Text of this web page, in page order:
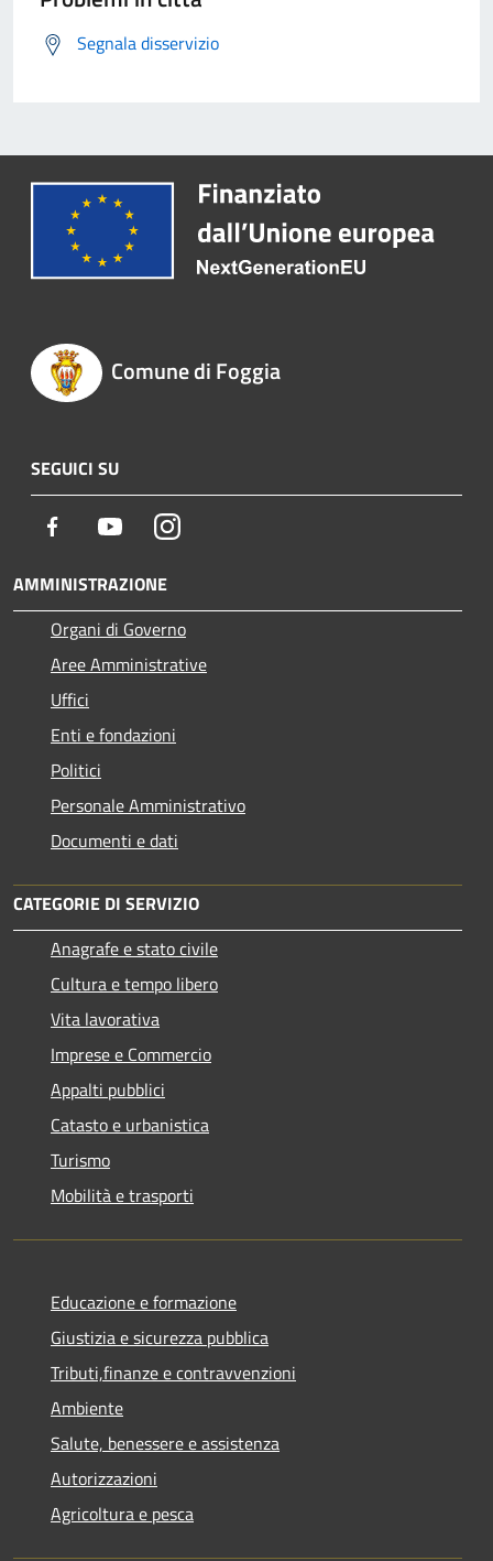
Segnala disservizio
Comune di Foggia
SEGUICI SU
Facebook YoutubeInstagram
AMMINISTRAZIONE
Organi di Governo
Aree Amministrative
Uffici
Enti e fondazioni
Politici
Personale Amministrativo
Documenti e dati
CATEGORIE DI SERVIZIO
Anagrafe e stato civile
Cultura e tempo libero
Vita lavorativa
Imprese e Commercio
Appalti pubblici
Catasto e urbanistica
Turismo
Mobilità e trasporti
Educazione e formazione
Giustizia e sicurezza pubblica
Tributi,finanze e contravvenzioni
Ambiente
Salute, benessere e assistenza
Autorizzazioni
Agricoltura e pesca